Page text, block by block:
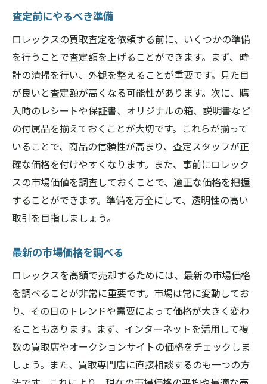
査定前にやるべき準備
ロレックスの買取査定を依頼する前に、いくつかの準備
を行うことで査定額を上げることができます。まず、時
計の清掃を行い、外観を整えることが重要です。見た目
が良いと査定額が高くなる可能性があります。次に、購
入時のレシートや保証書、オリジナルの箱、説明書など
の付属品を揃えておくことが大切です。これらが揃って
いることで、商品の信頼性が高まり、査定スタッフが正
確な価格を付けやすくなります。また、事前にロレック
スの市場価値を調査しておくことで、適正な価格を把握
することができます。準備を万全にして、透明性の高い
取引を目指しましょう。
最新の市場価格を調べる
ロレックスを高額で売却するためには、最新の市場価格
を調べることが非常に重要です。市場は常に変動してお
り、その日のトレンドや需要によって価格が大きく変わ
ることもあります。まず、インターネットを活用して複
数の買取店やオークションサイトの価格をチェックしま
しょう。また、買取専門店に直接相談するのも一つの方